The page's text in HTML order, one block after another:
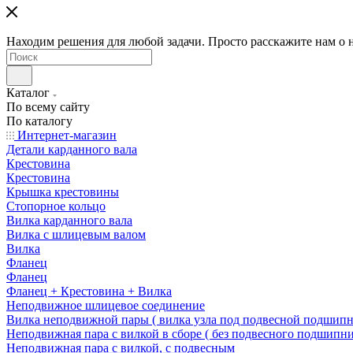
Находим решения для любой задачи. Просто расскажите нам о
Каталог
По всему сайту
По каталогу
Интернет-магазин
Детали карданного вала
Крестовина
Крестовина
Крышка крестовины
Стопорное кольцо
Вилка карданного вала
Вилка с шлицевым валом
Вилка
Фланец
Фланец
Фланец + Крестовина + Вилка
Неподвижное шлицевое соединение
Вилка неподвижной пары ( вилка узла под подвесной
Неподвижная пара с вилкой в сборе ( без подвесного
Неподвижная пара с вилкой, с подвесным